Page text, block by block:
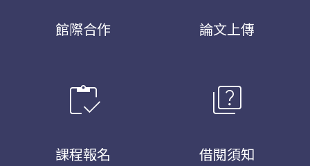
館際合作 論文上傳
inventory
課程報名
quiz
借閱須知